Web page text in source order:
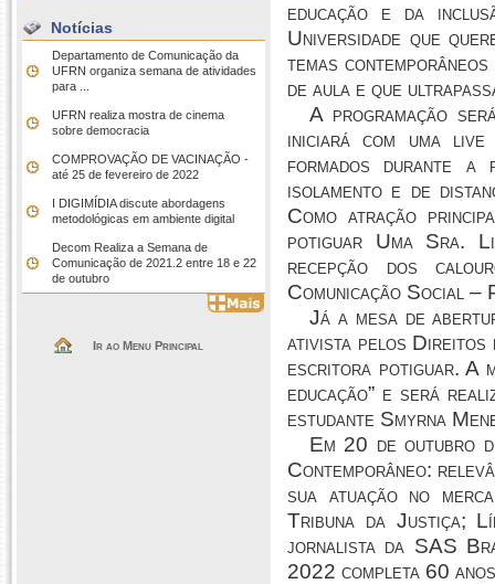
Notícias
Departamento de Comunicação da
UFRN organiza semana de atividades
para ...
UFRN realiza mostra de cinema
sobre democracia
COMPROVAÇÃO DE VACINAÇÃO -
até 25 de fevereiro de 2022
I DIGIMÍDIA discute abordagens
metodológicas em ambiente digital
Decom Realiza a Semana de
Comunicação de 2021.2 entre 18 e 22
de outubro
Ir ao Menu Principal
educação e da
Universidade que
temas
de aula e que
A programação
iniciará com uma live
formados durante a
isolamento e de
Como atração
potiguar Uma Sra.
recepção dos
Comunicação Social
Já a mesa de
ativista pelos Direitos
escritora potiguar. A
educação” e será
estudante Smyrna
Em 20 de outubro
Contemporâneo:
sua atuação no
Tribuna da Justiça;
jornalista da SAS
2022 completa 60